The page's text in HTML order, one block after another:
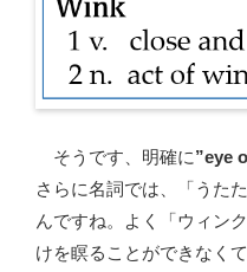
そうです、明確に”eye
さらに名詞では、「うた
んですね。よく「ウィン
けを瞑ることができなく